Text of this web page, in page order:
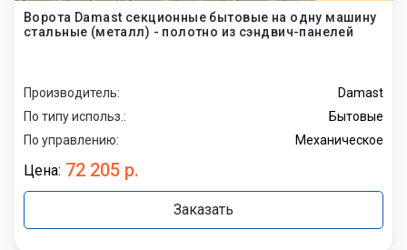
Ворота Damast секционные бытовые на одну машину
стальные (металл) - полотно из сэндвич-панелей
Производитель:
Damast
По типу использ.:
Бытовые
По управлению:
Механическое
Цена: 72 205 р.
Заказать